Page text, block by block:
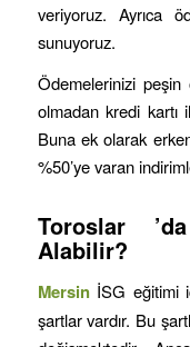
veriyoruz. Ayrıca
sunuyoruz.
Ödemelerinizi peşin
olmadan kredi kartı
Buna ek olarak
%50’ye varan
Toroslar
Alabilir?
Mersin İSG eğitimi
şartlar vardır. Bu